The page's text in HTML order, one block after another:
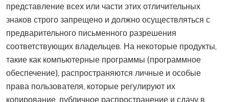
представление всех или части этих отличительных
знаков строго запрещено и должно осуществляться с
предварительного письменного разрешения
соответствующих владельцев. На некоторые продукты,
такие как компьютерные программы (программное
обеспечение), распространяются личные и особые
права пользователя, которые регулируют их
копирование, публичное распространение и сдачу в